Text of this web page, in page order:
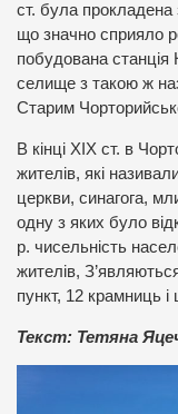
ст. була
що значно сприяло
побудована станція
селище з такою ж
Старим
В кінці ХІХ ст. в
жителів, які
церкви, синагога,
одну з яких було
р. чисельність
жителів,
пункт, 12 крамниць і
Текст: Тетяна